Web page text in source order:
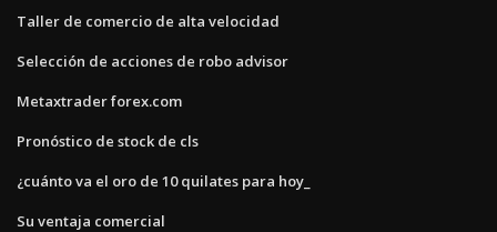
Taller de comercio de alta velocidad
Selección de acciones de robo advisor
Metaxtrader forex.com
Pronóstico de stock de cls
¿cuánto va el oro de 10 quilates para hoy_
Su ventaja comercial